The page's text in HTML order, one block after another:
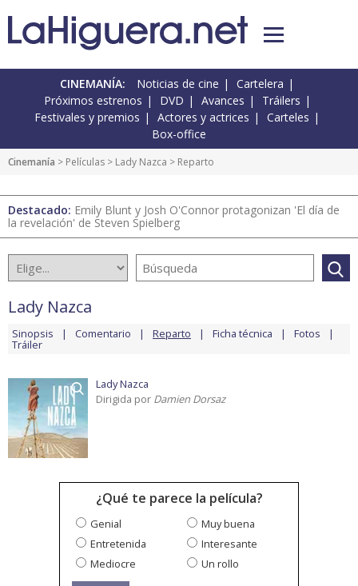
CINEMANÍA: Noticias de cine
Cartelera
Próximos estrenos
DVD Avances
Tráilers
Festivales y premios
Actores y actrices
Carteles
Box-office
Cinemanía > Películas > Lady Nazca > Reparto
Destacado: Emily Blunt y Josh O'Connor protagonizan 'El día de
la revelación' de Steven Spielberg
Lady Nazca
Sinopsis Comentario Reparto Ficha técnica Fotos
Tráiler
Lady Nazca
Dirigida por Damien Dorsaz
¿Qué te parece la película?
Genial
Muy buena
Entretenida
Interesante
Mediocre
Un rollo